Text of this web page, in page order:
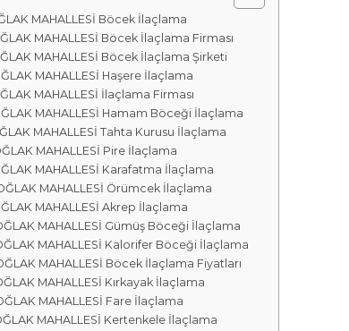
F
i
r
m
a
l
a
r
ı
a
M
r
a
ı
MAHALLESİ Böcek İlaçlama
MAHALLESİ Böcek İlaçlama Firması
MAHALLESİ Böcek İlaçlama Şirketi
MAHALLESİ Haşere İlaçlama
MAHALLESİ İlaçlama Firması
MAHALLESİ Hamam Böceği İlaçlama
MAHALLESİ Tahta Kurusu İlaçlama
MAHALLESİ Pire İlaçlama
MAHALLESİ Karafatma İlaçlama
MAHALLESİ Örümcek İlaçlama
MAHALLESİ Akrep İlaçlama
MAHALLESİ Gümüş Böceği İlaçlama
MAHALLESİ Kalorifer Böceği İlaçlama
MAHALLESİ Böcek İlaçlama Fiyatları
MAHALLESİ Kırkayak İlaçlama
MAHALLESİ Fare İlaçlama
MAHALLESİ Kertenkele İlaçlama